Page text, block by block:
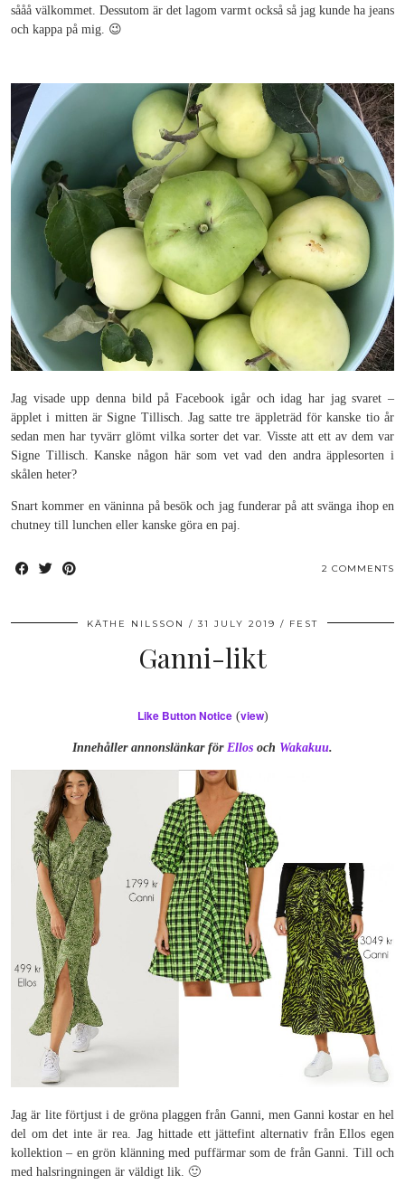
sååå välkommet. Dessutom är det lagom varmt också så jag kunde ha jeans
och kappa på mig. 😉
Jag visade upp denna bild på Facebook igår och idag har jag svaret –
äpplet i mitten är Signe Tillisch. Jag satte tre äppleträd för kanske tio år
sedan men har tyvärr glömt vilka sorter det var. Visste att ett av dem var
Signe Tillisch. Kanske någon här som vet vad den andra äpplesorten i
skålen heter?
Snart kommer en väninna på besök och jag funderar på att svänga ihop en
chutney till lunchen eller kanske göra en paj.
2 COMMENTS
KÄTHE NILSSON 31 JULY 2019 FEST
Ganni-likt
Like Button Notice(view)
Innehåller annonslänkar för Ellos och Wakakuu.
Jag är lite förtjust i de gröna plaggen från Ganni, men Ganni kostar en hel
del om det inte är rea. Jag hittade ett jättefint alternativ från Ellos egen
kollektion – en grön klänning med puffärmar som de från Ganni. Till och
med halsringningen är väldigt lik. 🙂